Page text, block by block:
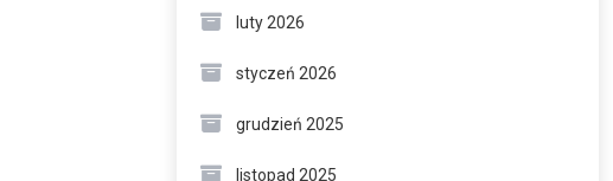
luty 2026
styczeń 2026
grudzień 2025
listopad 2025